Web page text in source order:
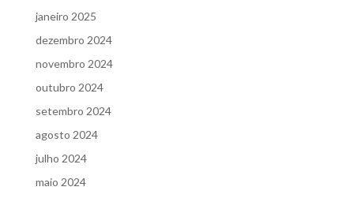
janeiro 2025
dezembro 2024
novembro 2024
outubro 2024
setembro 2024
agosto 2024
julho 2024
maio 2024